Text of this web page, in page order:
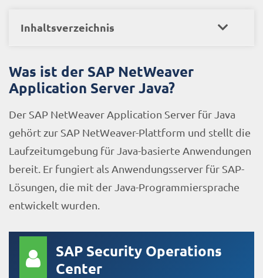
Inhaltsverzeichnis
Was ist der SAP NetWeaver
Application Server Java?
Der SAP NetWeaver Application Server für Java
gehört zur SAP NetWeaver-Plattform und stellt die
Laufzeitumgebung für Java-basierte Anwendungen
bereit. Er fungiert als Anwendungsserver für SAP-
Lösungen, die mit der Java-Programmiersprache
entwickelt wurden.
SAP Security Operations
Center